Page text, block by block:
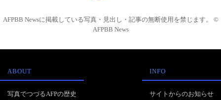
AFPBB Newsに掲載している写真・見出し・記事の無断使用を禁じます。 ©
AFPBB News
ABOUT
写真でつづるAFPの歴史
INFO
サイトからのお知らせ